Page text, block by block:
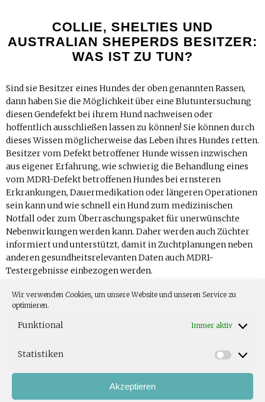
Wir verwenden Cookies, um unsere Website und unseren Service zu
optimieren.
Funktional Immer aktiv
Statistiken
Akzeptieren
COLLIE, SHELTIES UND
AUSTRALIAN SHEPERDS BESITZER:
WAS IST ZU TUN?
Sind sie Besitzer eines Hundes der oben genannten Rassen,
dann haben Sie die Möglichkeit über eine Blutuntersuchung
diesen Gendefekt bei ihrem Hund nachweisen oder
hoffentlich ausschließen lassen zu können! Sie können durch
dieses Wissen möglicherweise das Leben ihres Hundes retten.
Besitzer vom Defekt betroffener Hunde wissen inzwischen
aus eigener Erfahrung, wie schwierig die Behandlung eines
vom MDR1-Defekt betroffenen Hundes bei ernsteren
Erkrankungen, Dauermedikation oder längeren Operationen
sein kann und wie schnell ein Hund zum medizinischen
Notfall oder zum Überraschungspaket für unerwünschte
Nebenwirkungen werden kann. Daher werden auch Züchter
informiert und unterstützt, damit in Zuchtplanungen neben
anderen gesundheitsrelevanten Daten auch MDR1-
Testergebnisse einbezogen werden.
mehr geboren werden.
HAUSTIERWISSEN
Weitere Artikel